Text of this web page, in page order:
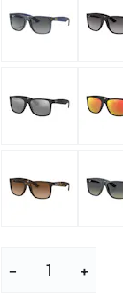
Sintomi normali
− +